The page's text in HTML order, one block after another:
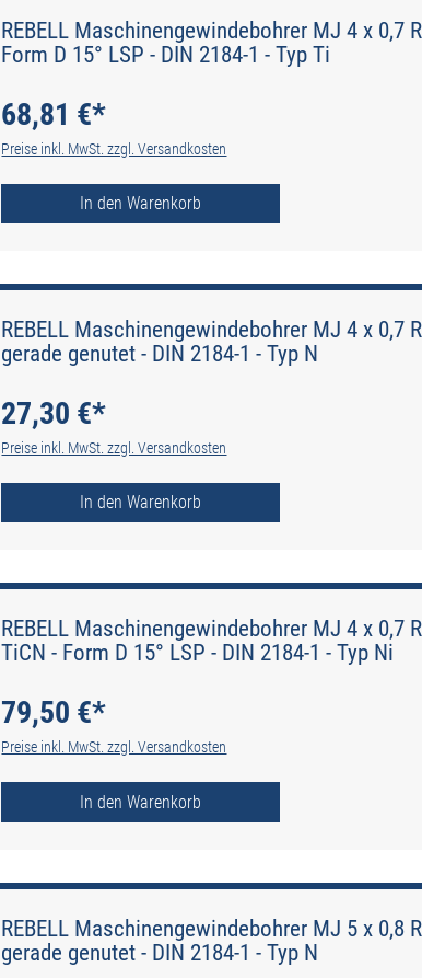
REBELL Maschinengewindebohrer MJ 4 x 0,7
Form D 15° LSP - DIN 2184-1 - Typ Ti
68,81 €*
Preise inkl. MwSt. zzgl. Versandkosten
In den Warenkorb
REBELL Maschinengewindebohrer MJ 4 x 0,7
gerade genutet - DIN 2184-1 - Typ N
27,30 €*
Preise inkl. MwSt. zzgl. Versandkosten
In den Warenkorb
REBELL Maschinengewindebohrer MJ 4 x 0,7
TiCN - Form D 15° LSP - DIN 2184-1 - Typ Ni
79,50 €*
Preise inkl. MwSt. zzgl. Versandkosten
In den Warenkorb
REBELL Maschinengewindebohrer MJ 5 x 0,8
gerade genutet - DIN 2184-1 - Typ N